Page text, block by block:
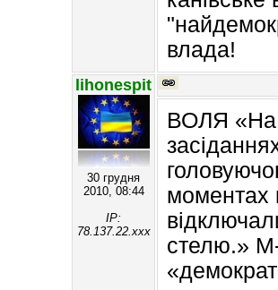
влада!
lihonespit
30 грудня
2010, 08:44
IP:
78.137.22.xxx
ВОЛЯ «На
моментах
стелю.»